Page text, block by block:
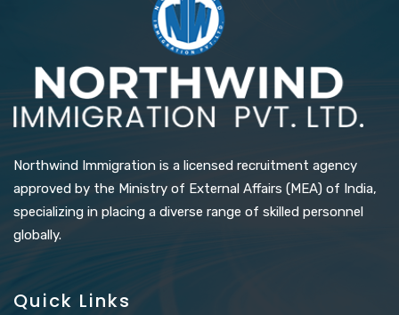
Northwind Immigration is a licensed recruitment agency
approved by the Ministry of External Affairs (MEA) of India,
specializing in placing a diverse range of skilled personnel
globally.
Quick Links